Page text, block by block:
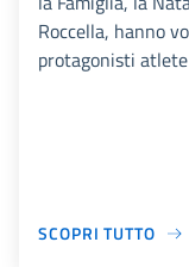
Roccella, hanno
protagonisti
SCOPRI TUTTO